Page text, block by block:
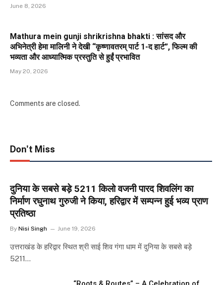
June 8, 2026
Mathura mein gunji shrikrishna bhakti : सांसद और
अभिनेत्री हेमा मालिनी ने देखी “कृष्णावतरम् पार्ट 1-द हार्ट”, फिल्म की
भव्यता और आध्यात्मिक प्रस्तुति से हुईं प्रभावित
May 20, 2026
Comments are closed.
Don't Miss
दुनिया के सबसे बड़े 5211 किलो वजनी पारद शिवलिंग का
निर्माण रघुनाथ गुरुजी ने किया, हरिद्वार में सम्पन्न हुई भव्य प्राण
प्रतिष्ठा
By Nisi Singh June 19, 2026
उत्तराखंड के हरिद्वार स्थित श्री साई शिव गंगा धाम में दुनिया के सबसे बड़े
5211…